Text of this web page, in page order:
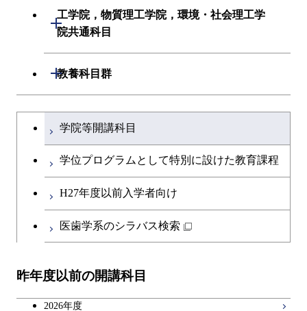
初年次専門科目
創造プロセス科目
共通専門科目
創造プロセス科目
共通専門科目
創造プロセス科目
共通専門科目
建築学系
融合理工学系
初年次専門科目
工学院，物質理工学院，環境・社会理工学
院共通科目
開閉
工学院，物質理工学院，環境・社会
教養科目群
開閉
文系教養科目
英語科目
第二外国語科目
広域教養科目
学士課程を切り替える
学院等開講科目
学位プログラムとして特別に設けた教育課程
H27年度以前入学者向け
医歯学系のシラバス検索
昨年度以前の開講科目
2026年度